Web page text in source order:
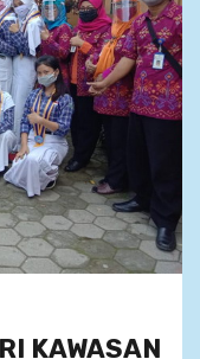
KAWASAN